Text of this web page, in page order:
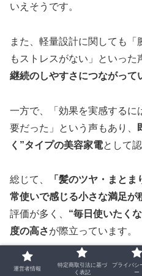
いえそうです。
また、軽量設計に関しても
もストレスがない」といった
継続のしやすさにつながって
一方で、「効果を実感するに
要だった」という声もあり、
く”タイプの美容家電として
総じて、
「髪のツヤ・まと
常使いで感じる小さな満足が
評価が多く、 “毎日使いたく
度の高さが際立っています。
運営者情報
特定商取引法に基づ
く表記
プライバシ
ー